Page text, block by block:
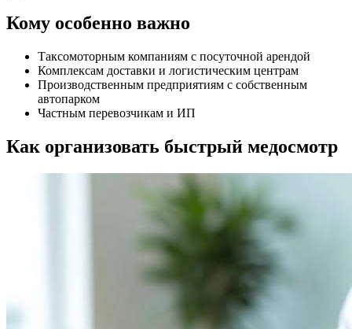
Кому особенно важно
Таксомоторным компаниям с посуточной арендой
Комплексам доставки и логистическим центрам
Производственным предприятиям с собственным
автопарком
Частным перевозчикам и ИП
Как организовать быстрый медосмотр